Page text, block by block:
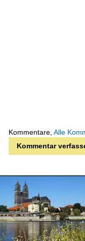
Kommentare, Alle
Kommentar